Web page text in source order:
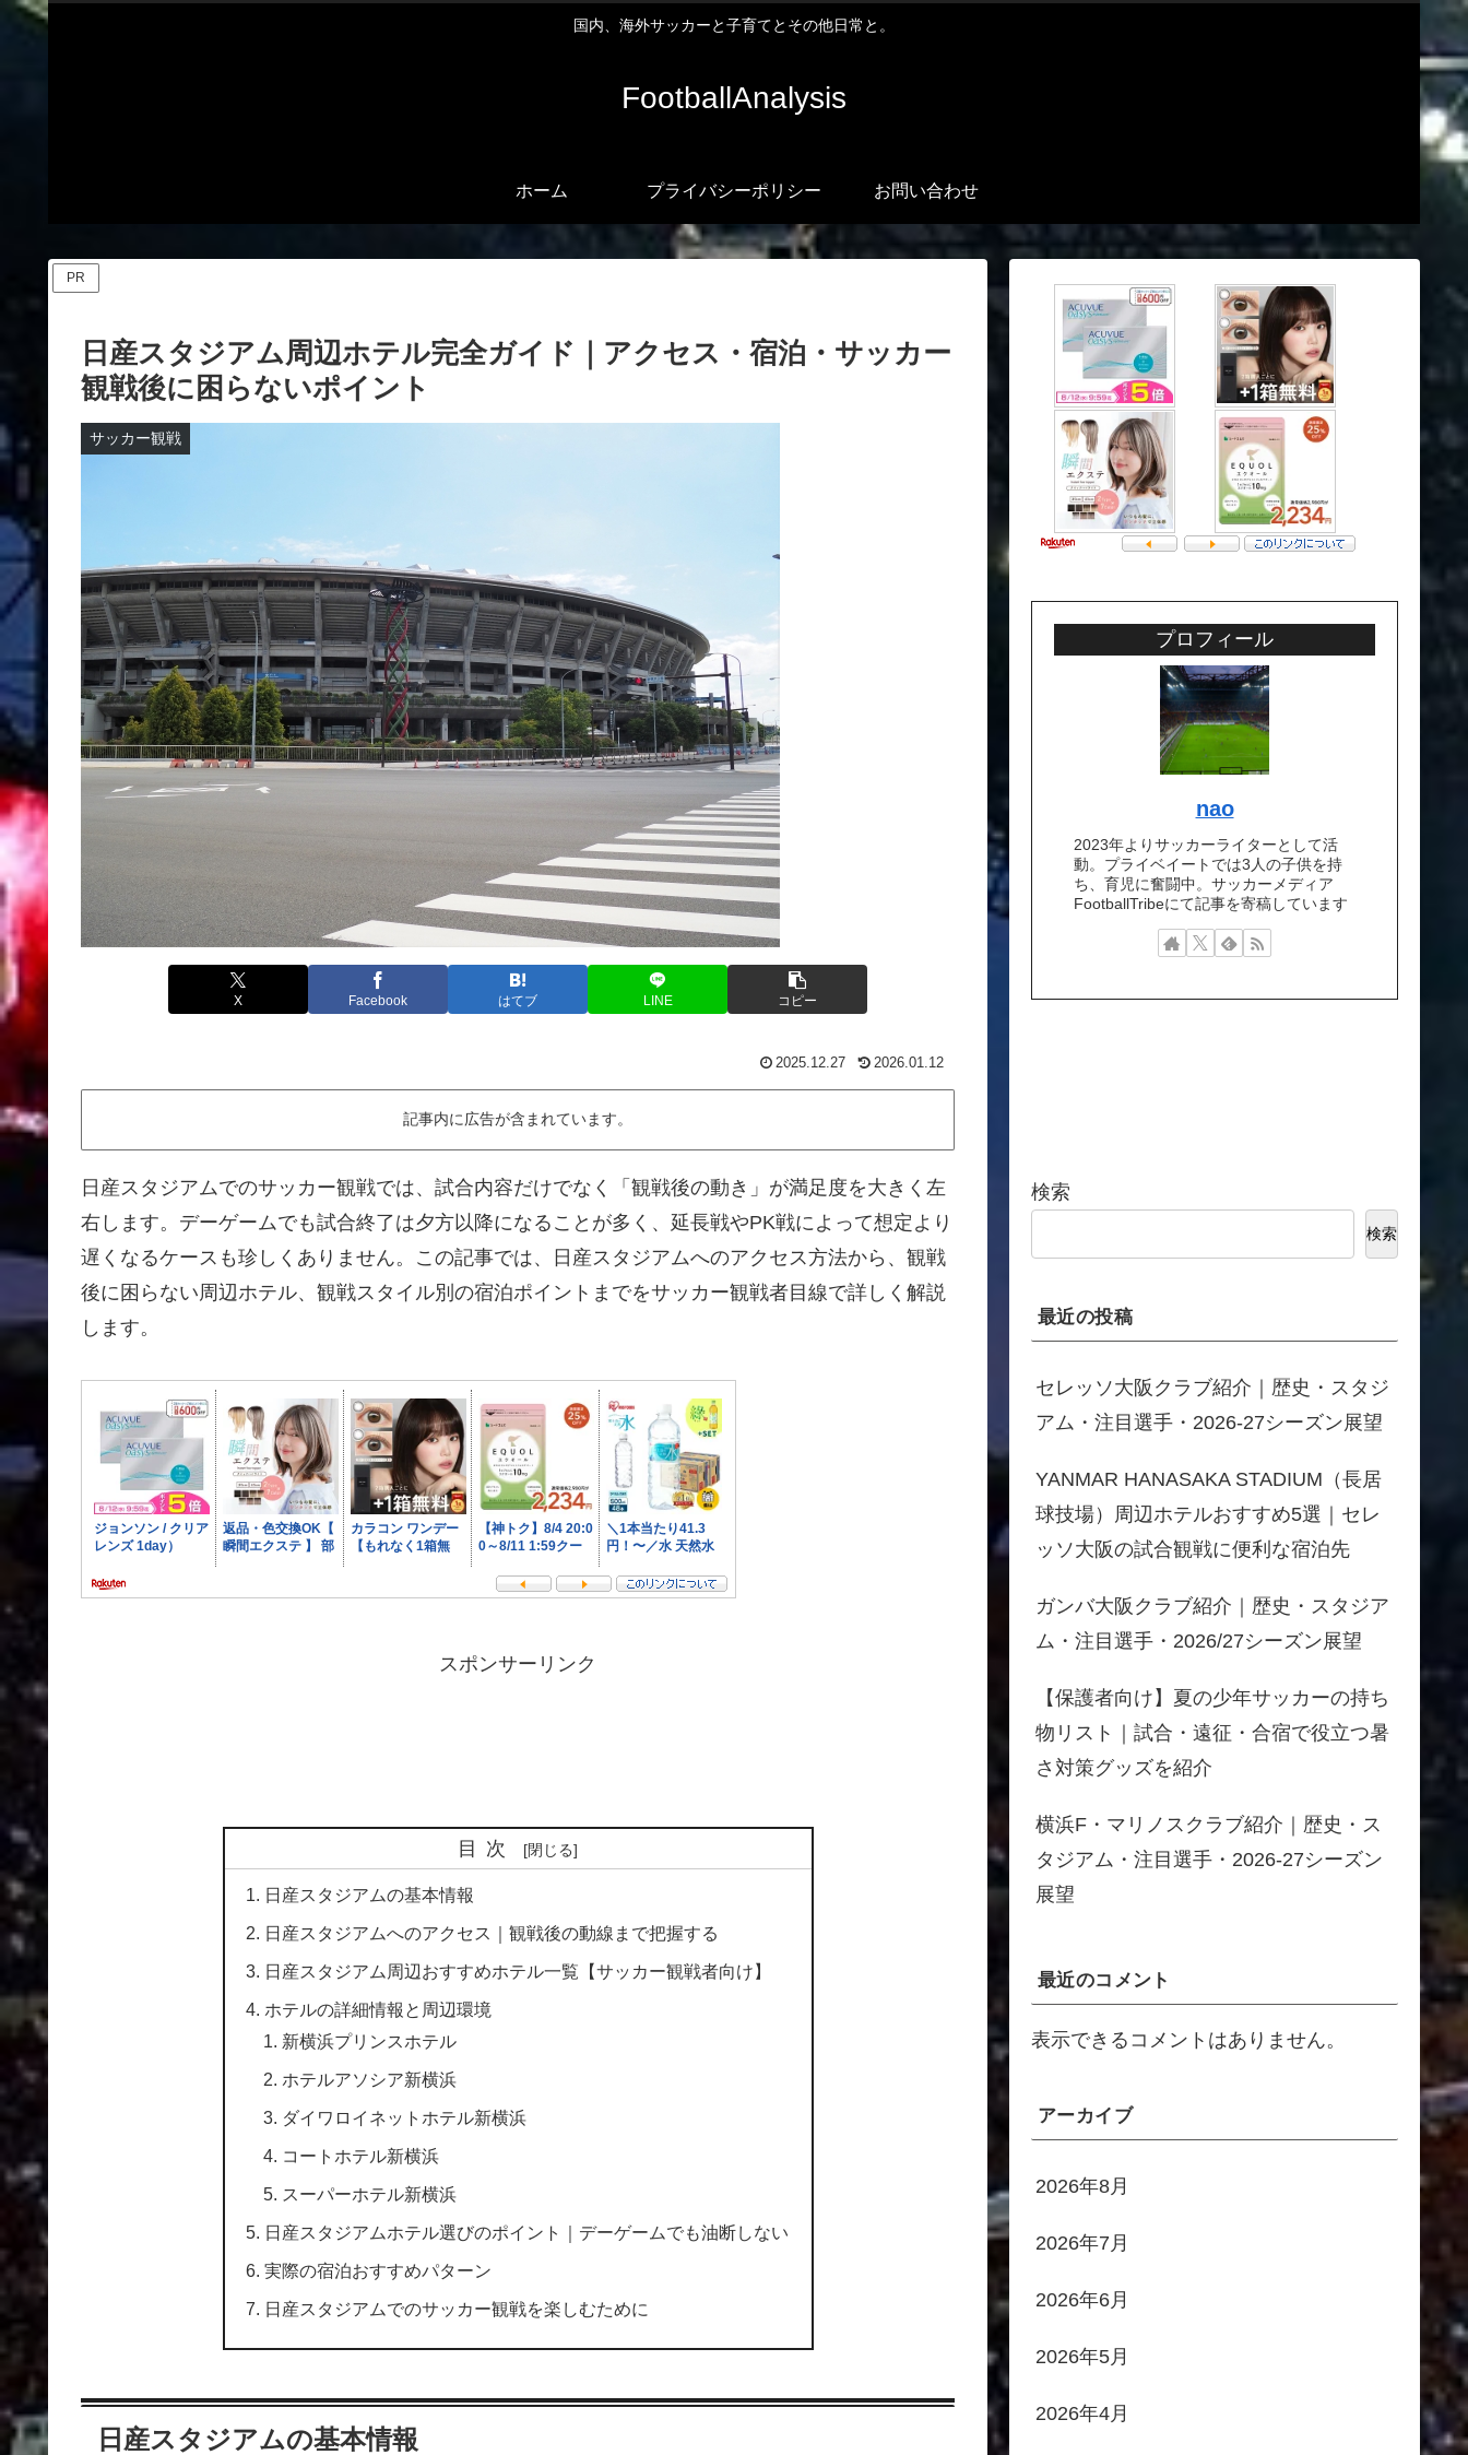
国内、海外サッカーと子育てとその他日常と。
FootballAnalysis
ホーム プライバシーポリシー お問い合わせ
PR
日産スタジアム周辺ホテル完全ガイド｜アクセス・宿泊・サッカー
観戦後に困らないポイント
サッカー観戦
X Facebook はてブ LINE コピー
2025.12.27 2026.01.12
記事内に広告が含まれています。
日産スタジアムでのサッカー観戦では、試合内容だけでなく「観戦後の動き」が満足度を大きく左
右します。デーゲームでも試合終了は夕方以降になることが多く、延長戦やPK戦によって想定より
遅くなるケースも珍しくありません。この記事では、日産スタジアムへのアクセス方法から、観戦
後に困らない周辺ホテル、観戦スタイル別の宿泊ポイントまでをサッカー観戦者目線で詳しく解説
します。
スポンサーリンク
目次
日産スタジアムの基本情報
日産スタジアムへのアクセス｜観戦後の動線まで把握する
日産スタジアム周辺おすすめホテル一覧【サッカー観戦者向け】
ホテルの詳細情報と周辺環境
新横浜プリンスホテル
ホテルアソシア新横浜
ダイワロイネットホテル新横浜
コートホテル新横浜
スーパーホテル新横浜
日産スタジアムホテル選びのポイント｜デーゲームでも油断しない
実際の宿泊おすすめパターン
日産スタジアムでのサッカー観戦を楽しむために
日産スタジアムの基本情報
プロフィール
nao
2023年よりサッカーライターとして活
動。プライベイートでは3人の子供を持
ち、育児に奮闘中。サッカーメディア
FootballTribeにて記事を寄稿しています
検索
検索
最近の投稿
セレッソ大阪クラブ紹介｜歴史・スタジ
アム・注目選手・2026-27シーズン展望
YANMAR HANASAKA STADIUM（長居
球技場）周辺ホテルおすすめ5選｜セレ
ッソ大阪の試合観戦に便利な宿泊先
ガンバ大阪クラブ紹介｜歴史・スタジア
ム・注目選手・2026/27シーズン展望
【保護者向け】夏の少年サッカーの持ち
物リスト｜試合・遠征・合宿で役立つ暑
さ対策グッズを紹介
横浜F・マリノスクラブ紹介｜歴史・ス
タジアム・注目選手・2026-27シーズン
展望
最近のコメント
表示できるコメントはありません。
アーカイブ
2026年8月
2026年7月
2026年6月
2026年5月
2026年4月